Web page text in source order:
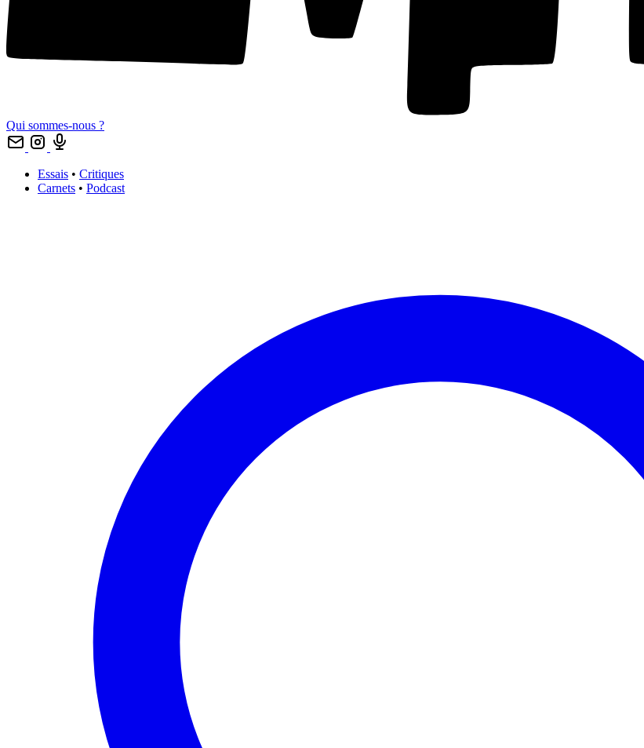
Qui sommes-nous ?
Essais • Critiques
Carnets • Podcast